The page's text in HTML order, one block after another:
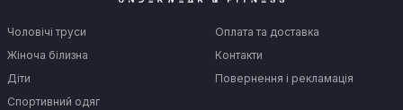
Чоловічі труси
Жіноча білизна
Діти
Спортивний одяг
Оплата та доставка
Контакти
Повернення і рекламація